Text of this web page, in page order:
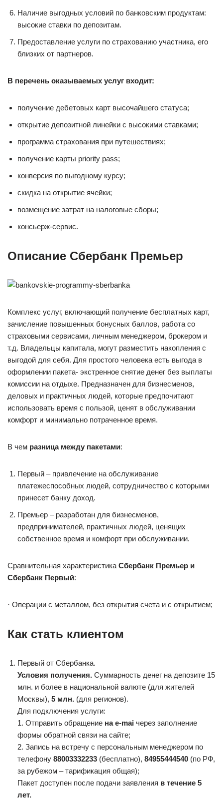
Наличие выгодных условий по банковским продуктам:
высокие ставки по депозитам.
Предоставление услуги по страхованию участника, его
близких от партнеров.
В перечень оказываемых услуг входит:
получение дебетовых карт высочайшего статуса;
открытие депозитной линейки с высокими ставками;
программа страхования при путешествиях;
получение карты priority pass;
конверсия по выгодному курсу;
скидка на открытие ячейки;
возмещение затрат на налоговые сборы;
консьерж-сервис.
Описание Сбербанк Премьер
Комплекс услуг, включающий получение бесплатных карт,
зачисление повышенных бонусных баллов, работа со
страховыми сервисами, личным менеджером, брокером и
т.д. Владельцы капитала, могут разместить накопления с
выгодой для себя. Для простого человека есть выгода в
оформлении пакета- экстренное снятие денег без выплаты
комиссии на отдыхе. Предназначен для бизнесменов,
деловых и практичных людей, которые предпочитают
использовать время с пользой, ценят в обслуживании
комфорт и минимально потраченное время.
В чем разница между пакетами:
Первый – привлечение на обслуживание
платежеспособных людей, сотрудничество с которыми
принесет банку доход.
Премьер – разработан для бизнесменов,
предпринимателей, практичных людей, ценящих
собственное время и комфорт при обслуживании.
Сравнительная характеристика Сбербанк Премьер и
Сбербанк Первый:
· Операции с металлом, без открытия счета и с открытием;
Как стать клиентом
Первый от Сбербанка.
Условия получения. Суммарность денег на депозите 15
млн. и более в национальной валюте (для жителей
Москвы), 5 млн. (для регионов).
Для подключения услуги:
1. Отправить обращение на e-mai через заполнение
формы обратной связи на сайте;
2. Запись на встречу с персональным менеджером по
телефону 88003332233 (бесплатно), 84955444540 (по РФ,
за рубежом – тарификация общая);
Пакет доступен после подачи заявления в течение 5
лет.